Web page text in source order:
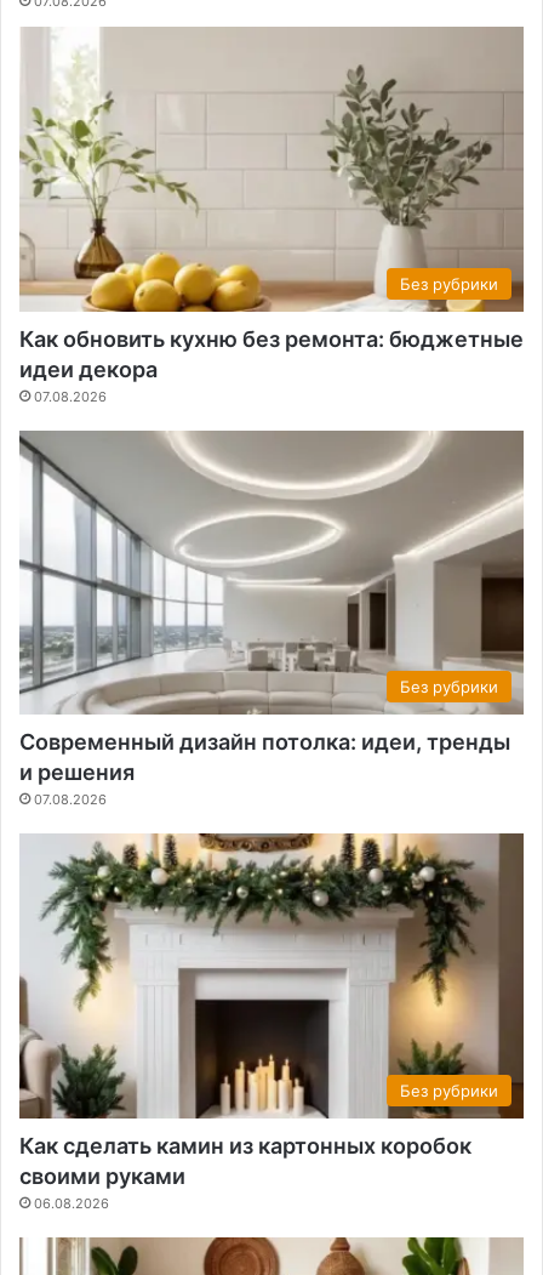
Без рубрики
Как обновить кухню без ремонта: бюджетные
идеи декора
07.08.2026
Без рубрики
Современный дизайн потолка: идеи, тренды
и решения
07.08.2026
Без рубрики
Как сделать камин из картонных коробок
своими руками
06.08.2026